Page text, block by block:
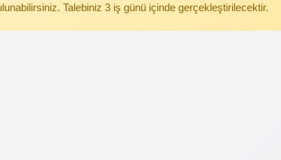
Talebiniz 3 iş günü içinde gerçekleştirilecektir.